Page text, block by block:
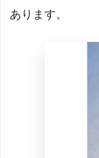
あります。